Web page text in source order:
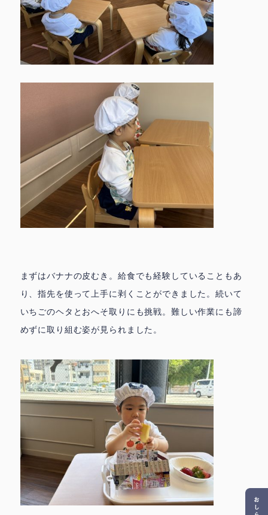
まずはバナナの皮むき。給食でも経験していることもあ
り、指先を使って上手に剥くことができました。続いて
いちごのヘタとおへそ取りにも挑戦。難しい作業にも諦
めずに取り組む姿が見られました。